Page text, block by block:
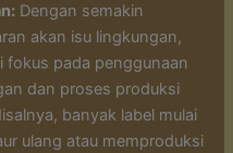
Dengan semakin
akan isu lingkungan,
fokus pada penggunaan
dan proses produksi
banyak label mulai
ulang atau memproduksi